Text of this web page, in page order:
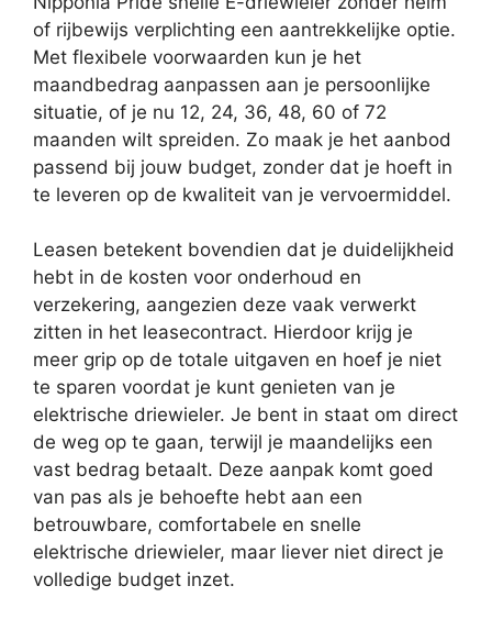
of rijbewijs verplichting een aantrekkelijke optie.
Met flexibele voorwaarden kun je het
maandbedrag aanpassen aan je persoonlijke
situatie, of je nu 12, 24, 36, 48, 60 of 72
maanden wilt spreiden. Zo maak je het aanbod
passend bij jouw budget, zonder dat je hoeft in
te leveren op de kwaliteit van je vervoermiddel.
Leasen betekent bovendien dat je duidelijkheid
hebt in de kosten voor onderhoud en
verzekering, aangezien deze vaak verwerkt
zitten in het leasecontract. Hierdoor krijg je
meer grip op de totale uitgaven en hoef je niet
te sparen voordat je kunt genieten van je
elektrische driewieler. Je bent in staat om direct
de weg op te gaan, terwijl je maandelijks een
vast bedrag betaalt. Deze aanpak komt goed
van pas als je behoefte hebt aan een
betrouwbare, comfortabele en snelle
elektrische driewieler, maar liever niet direct je
volledige budget inzet.